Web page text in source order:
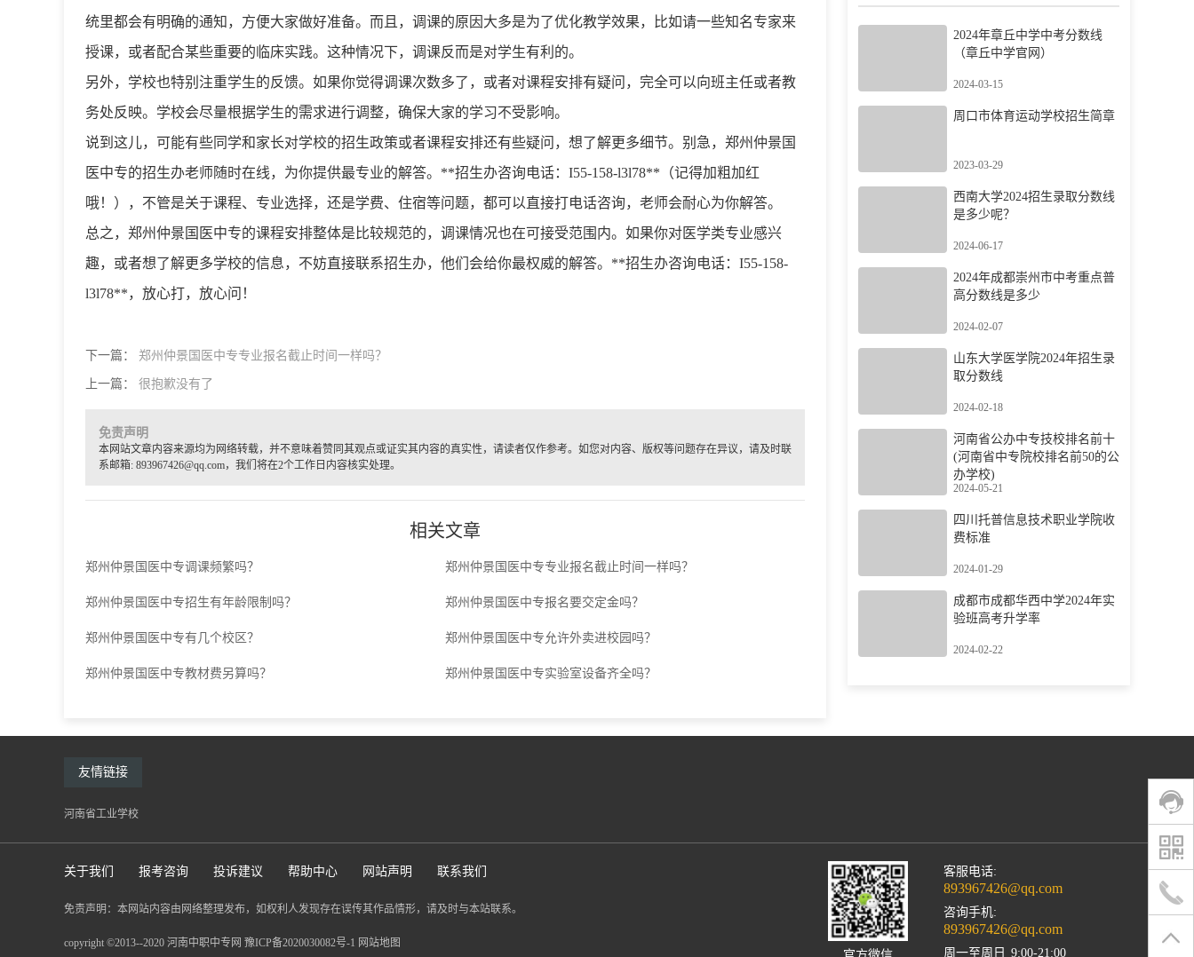
统里都会有明确的通知，方便大家做好准备。而且，调课的原因大多是为了优化教学效果，比如请一些知名专家来
授课，或者配合某些重要的临床实践。这种情况下，调课反而是对学生有利的。
另外，学校也特别注重学生的反馈。如果你觉得调课次数多了，或者对课程安排有疑问，完全可以向班主任或者教
务处反映。学校会尽量根据学生的需求进行调整，确保大家的学习不受影响。
说到这儿，可能有些同学和家长对学校的招生政策或者课程安排还有些疑问，想了解更多细节。别急，郑州仲景国
医中专的招生办老师随时在线，为你提供最专业的解答。**招生办咨询电话：I55-158-l3l78**（记得加粗加红
哦！），不管是关于课程、专业选择，还是学费、住宿等问题，都可以直接打电话咨询，老师会耐心为你解答。
总之，郑州仲景国医中专的课程安排整体是比较规范的，调课情况也在可接受范围内。如果你对医学类专业感兴
趣，或者想了解更多学校的信息，不妨直接联系招生办，他们会给你最权威的解答。**招生办咨询电话：I55-158-
l3l78**，放心打，放心问！
下一篇： 郑州仲景国医中专专业报名截止时间一样吗？
上一篇： 很抱歉没有了
免责声明
本网站文章内容来源均为网络转载，并不意味着赞同其观点或证实其内容的真实性，请读者仅作参考。如您对内容、版权等问题存在异议，请及时联
系邮箱: 893967426@qq.com，我们将在2个工作日内容核实处理。
相关文章
郑州仲景国医中专调课频繁吗？ 郑州仲景国医中专专业报名截止时间一样吗？
郑州仲景国医中专招生有年龄限制吗？ 郑州仲景国医中专报名要交定金吗？
郑州仲景国医中专有几个校区？ 郑州仲景国医中专允许外卖进校园吗？
郑州仲景国医中专教材费另算吗？ 郑州仲景国医中专实验室设备齐全吗？
2024年章丘中学中考分数线
（章丘中学官网）
2024-03-15
周口市体育运动学校招生简章
2023-03-29
西南大学2024招生录取分数线
是多少呢？
2024-06-17
2024年成都崇州市中考重点普
高分数线是多少
2024-02-07
山东大学医学院2024年招生录
取分数线
2024-02-18
河南省公办中专技校排名前十
(河南省中专院校排名前50的公
办学校)
2024-05-21
四川托普信息技术职业学院收
费标准
2024-01-29
成都市成都华西中学2024年实
验班高考升学率
2024-02-22
友情链接
河南省工业学校
关于我们 报考咨询 投诉建议 帮助中心 网站声明 联系我们
免责声明：本网站内容由网络整理发布，如权利人发现存在误传其作品情形，请及时与本站联系。
copyright ©2013--2020 河南中职中专网 豫ICP备2020030082号-1 网站地图
客服电话:
893967426@qq.com
咨询手机:
893967426@qq.com
周一至周日 9:00-21:00